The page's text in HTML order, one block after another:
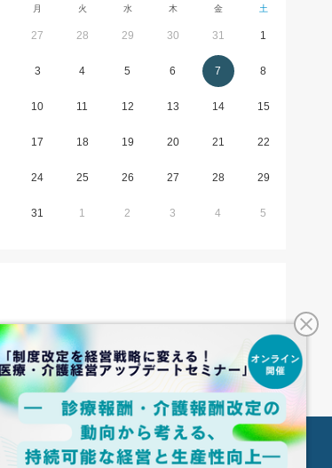
月 火 水 木 金 土
27 28 29 30 31 1
3 4 5 6 7 8
10 11 12 13 14 15
17 18 19 20 21 22
24 25 26 27 28 29
31 1 2 3 4 5